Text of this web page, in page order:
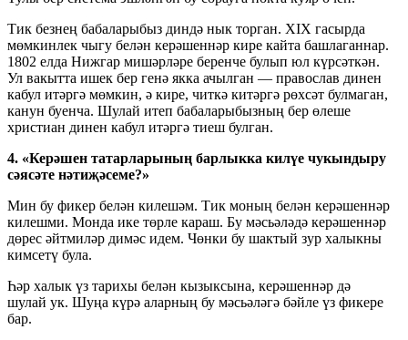
Тик безнең бабаларыбыз диндә нык торган. XIX гасырда
мөмкинлек чыгу белән керәшеннәр кире кайта башлаганнар.
1802 елда Нижгар мишәрләре беренче булып юл күрсәткән.
Ул вакытта ишек бер генә якка ачылган — православ динен
кабул итәргә мөмкин, ә кире, читкә китәргә рөхсәт булмаган,
канун буенча. Шулай итеп бабаларыбызның бер өлеше
христиан динен кабул итәргә тиеш булган.
4. «Керәшен татарларының барлыкка килүе чукындыру
сәясәте нәтиҗәсеме?»
Мин бу фикер белән килешәм. Тик моның белән керәшеннәр
килешми. Монда ике төрле караш. Бу мәсьәләдә керәшеннәр
дөрес әйтмиләр димәс идем. Чөнки бу шактый зур халыкны
кимсетү була.
Һәр халык үз тарихы белән кызыксына, керәшеннәр дә
шулай ук. Шуңа күрә аларның бу мәсьәләгә бәйле үз фикере
бар.